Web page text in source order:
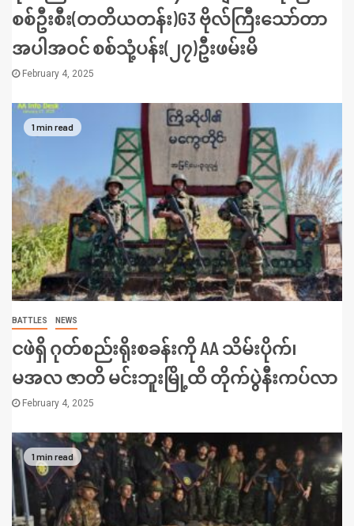
စစ်ဦးစီး(တတိယတန်း)G3 ဗိုလ်ကြီးသော်တာ
အပါအဝင် စစ်သုံ့ပန်း(၂၇)ဦးဖမ်းမိ
February 4, 2025
1 min read
BATTLES NEWS
ငဖဲရှိ ဂုတ်စည်းရိုးစခန်းကို AA သိမ်းပိုက်၊
မအလ ဇာတိ မင်းဘူးမြို့ထိ တိုက်ပွဲနီးကပ်လာ
February 4, 2025
1 min read